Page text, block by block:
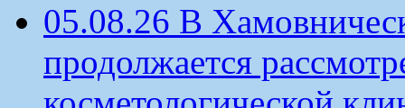
05.08.26 В
продолжается